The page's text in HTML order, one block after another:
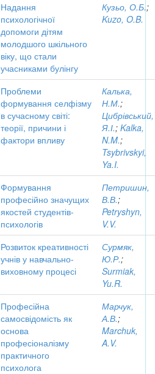
Надання
психологічної
допомоги дітям
молодшого шкільного
віку, що стали
учасниками булінгу
Кузьо, О.Б.;
Kuzo, O.B.
Проблеми
формування селфізму
в сучасному світі:
теорії, причини і
фактори впливу
Калька,
Н.М.;
Цибрівський,
Я.І.; Kalka,
N.M.;
Tsybrivskyi,
Ya.I.
Формування
професійно значущих
якостей студентів-
психологів
Петришин,
В.В.;
Petryshyn,
V.V.
Розвиток креативності
учнів у навчально-
виховному процесі
Сурмяк,
Ю.Р.;
Surmiak,
Yu.R.
Професійна
самосвідомість як
основа
професіоналізму
практичного
психолога
Марчук,
А.В.;
Marchuk,
A.V.